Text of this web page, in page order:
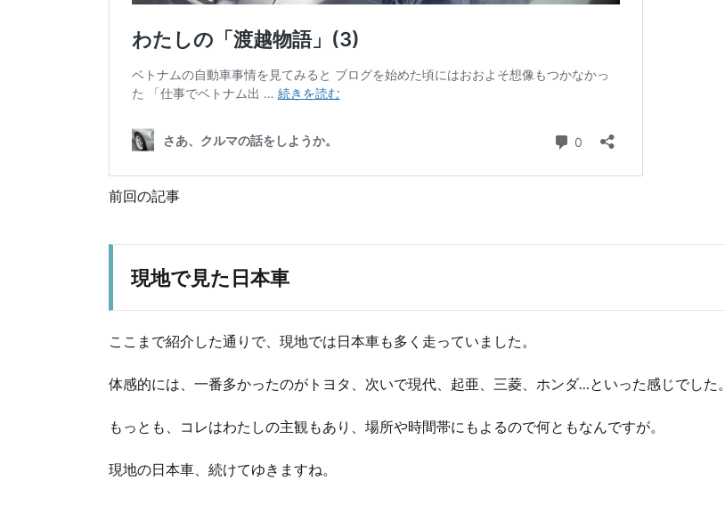
前回の記事
現地で見た日本車
ここまで紹介した通りで、現地では日本車も多く走っていました。
体感的には、一番多かったのがトヨタ、次いで現代、起亜、三菱、ホンダ…といった感じでした。
もっとも、コレはわたしの主観もあり、場所や時間帯にもよるので何ともなんですが。
現地の日本車、続けてゆきますね。